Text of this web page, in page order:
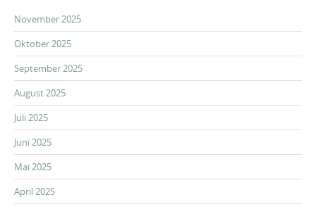
November 2025
Oktober 2025
September 2025
August 2025
Juli 2025
Juni 2025
Mai 2025
April 2025